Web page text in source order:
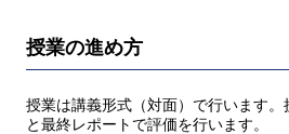
授業の進め方
授業は講義形式（対面）で行います
と最終レポートで評価を行います。